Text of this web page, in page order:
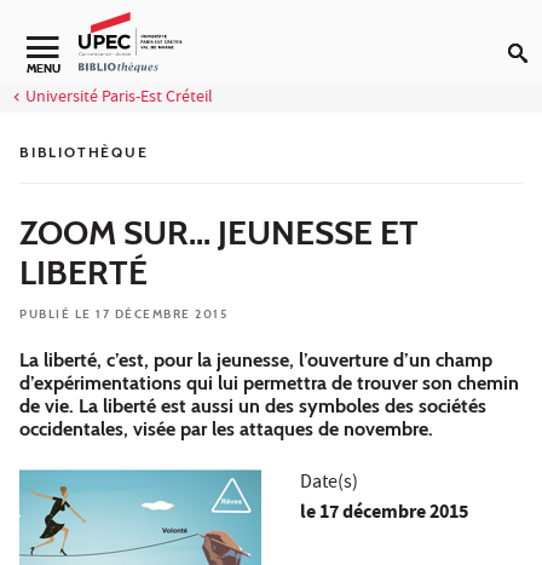
Aller au contenu
Navigation secondaire
MENU
Université Paris-Est Créteil
BIBLIOTHÈQUE
ZOOM SUR... JEUNESSE ET
LIBERTÉ
PUBLIÉ LE 17 DÉCEMBRE 2015
La liberté, c’est, pour la jeunesse, l’ouverture d’un champ
d’expérimentations qui lui permettra de trouver son chemin
de vie. La liberté est aussi un des symboles des sociétés
occidentales, visée par les attaques de novembre.
Date(s)
le17 décembre 2015